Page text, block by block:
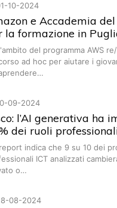
10-2024
e Accademia
la formazione in
del programma AWS
ad hoc per aiutare i
09-2024
l’AI generativa ha
dei ruoli
indica che 9 su 10 dei
ICT analizzati
o…
08-2024